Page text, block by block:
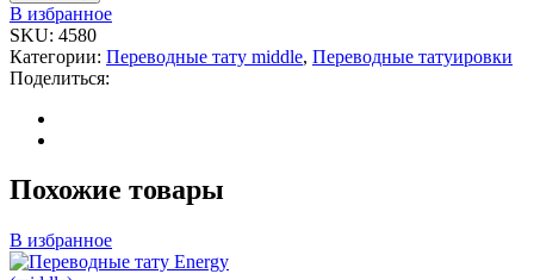
В избранное
SKU: 4580
Категории: Переводные тату middle, Переводные татуировки
Поделиться:
Похожие товары
В избранное